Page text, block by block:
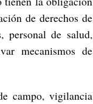
de derechos de
personal de salud,
mecanismos de
campo, vigilancia